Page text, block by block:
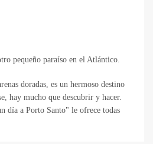
pequeño paraíso en el Atlántico.
doradas, es un hermoso destino
hay mucho que descubrir y hacer.
día a Porto Santo" le ofrece todas